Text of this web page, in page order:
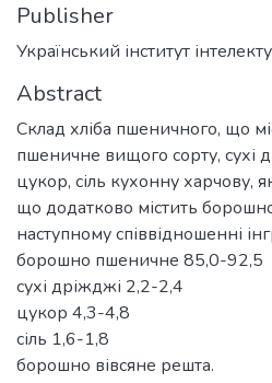
Publisher
Український інститут
Abstract
Склад хліба пшеничного, що
пшеничне вищого сорту, сухі
цукор, сіль кухонну харчову,
що додатково містить
наступному співвідношенні
борошно пшеничне 85,0-92,5
сухі дріжджі 2,2-2,4
цукор 4,3-4,8
сіль 1,6-1,8
борошно вівсяне решта.